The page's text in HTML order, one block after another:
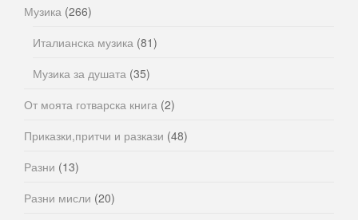
Музика (266)
Италианска музика (81)
Музика за душата (35)
От моята готварска книга (2)
Приказки,притчи и разкази (48)
Разни (13)
Разни мисли (20)